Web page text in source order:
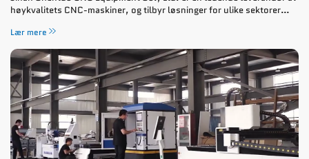
høykvalitets CNC-maskiner, og tilbyr løsninger for ulike sektorer
solid rykte for produksjon av toppklassede CNC-routere, l...
Lær mere